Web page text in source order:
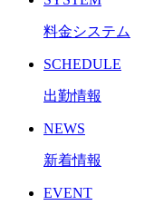
料金システム
SCHEDULE
出勤情報
NEWS
新着情報
EVENT